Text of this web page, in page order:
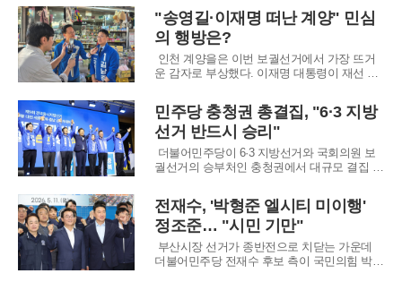
결집에 나섰다. 현대차그룹의 대규모 투자 유
치 등 지역 호재가 잇따르는 상황에서, 사업의
효율적 추진을 위해서는 중앙정부 및 국회와
긴밀히 소통할 수 있는 여당 소속 도지사가 필
수
"송영길·이재명 떠난 계양" 민심
의 행방은?
인천 계양을은 이번 보궐선거에서 가장 뜨거
운 감자로 부상했다. 이재명 대통령이 재선 의
곳은 단순한 지역구 이상의 정치적 상징성을
띤다. 더불어민주당은 5선의 송영길 전 대표가
떠난 자리에 대통령의 복심으로 통하는 김남준
전 청와대 대변인을 전략적으로 배치하며 수성
의지
민주당 충청권 총결집, "6·3 지방
선거 반드시 승리"
더불어민주당이 6·3 지방선거와 국회의원 보
궐선거의 승부처인 충청권에서 대규모 결집 행
당은 12일 충북 청주에서 대전·세종·충북·충남
지역 공천자들이 모두 참석하는 대회를 개최해
대한민국 국가 정상화와 유능한 지방정부 수립
을 위한 필승 의지를 다졌다. 이번 행사는 당의
전재수, '박형준 엘시티 미이행'
정조준… "시민 기만"
부산시장 선거가 종반전으로 치닫는 가운데
더불어민주당 전재수 후보 측이 국민의힘 박형